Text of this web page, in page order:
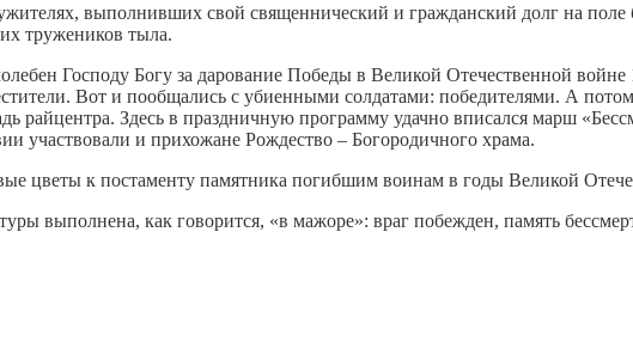
выполнивших свой священнический и гражданский долг на
тружеников тыла.
Господу Богу за дарование Победы в Великой Отечественной
Вот и пообщались с убиенными солдатами: победителями. А
райцентра. Здесь в праздничную программу удачно вписался марш
участвовали и прихожане Рождество – Богородичного храма.
цветы к постаменту памятника погибшим воинам в годы Великой
выполнена, как говорится, «в мажоре»: враг побежден, память